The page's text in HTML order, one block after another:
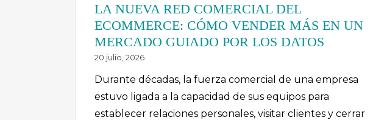
LA NUEVA RED COMERCIAL DEL
ECOMMERCE: CÓMO VENDER MÁS EN UN
MERCADO GUIADO POR LOS DATOS
20 julio, 2026
Durante décadas, la fuerza comercial de una empresa
estuvo ligada a la capacidad de sus equipos para
establecer relaciones personales, visitar clientes y cerrar